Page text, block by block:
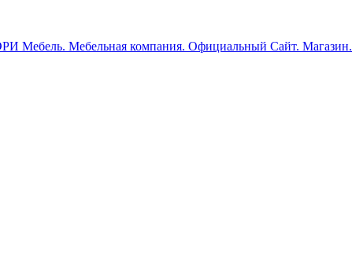
Мебель. Мебельная компания. Официальный Сайт. Магазин.